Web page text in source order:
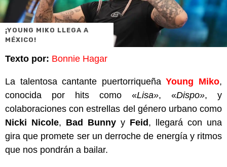
¡YOUNG MIKO LLEGA A
MÉXICO!
Texto por: Bonnie Hagar
La talentosa cantante puertorriqueñaYoung Miko,
conocida por hits como «Lisa», «Dispo», y
colaboraciones con estrellas del género urbano como
Nicki Nicole, Bad Bunny y Feid , llegará con una
gira que promete ser un derroche de energía y ritmos
que nos pondrán a bailar.